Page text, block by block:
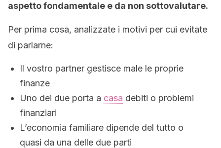
aspetto fondamentale e da non sottovalutare.
Per prima cosa, analizzate i motivi per cui evitate
di parlarne:
Il vostro partner gestisce male le proprie
finanze
Uno dei due porta a casa debiti o problemi
finanziari
L’economia familiare dipende del tutto o
quasi da una delle due parti